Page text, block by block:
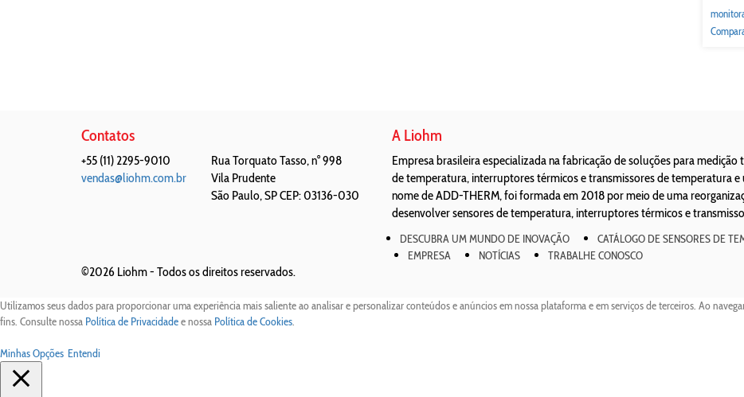
Contatos
+55 (11) 2295-9010
vendas@liohm.com.br
Rua Torquato Tasso, n° 998
Vila Prudente
São Paulo,SPCEP: 03136-030
A Liohm
Empresa brasileira especializada na fabricação de soluções para
de temperatura, interruptores térmicos e transmissores de temperatura
nome de ADD-THERM, foi formada em 2018 por meio de uma
desenvolver sensores de temperatura, interruptores térmicos e
DESCUBRA UM MUNDO DE INOVAÇÃO CATÁLOGO DE SENSORES DE
EMPRESA
NOTÍCIAS TRABALHE CONOSCO
©2026 Liohm - Todos os direitos reservados.
Utilizamos seus dados para proporcionar uma experiência mais saliente ao analisar e personalizar conteúdos e anúncios em nossa plataforma e em serviços de terceiros. Ao
fins. Consulte nossa Política de Privacidadee nossa Política de Cookies.
Minhas Opções Entendi